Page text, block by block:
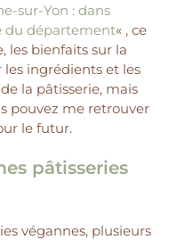
sur-Yon : dans
du département« , ce
les bienfaits sur la
ingrédients et les
la pâtisserie, mais
pouvez me retrouver
le futur.
pâtisseries
végannes, plusieurs